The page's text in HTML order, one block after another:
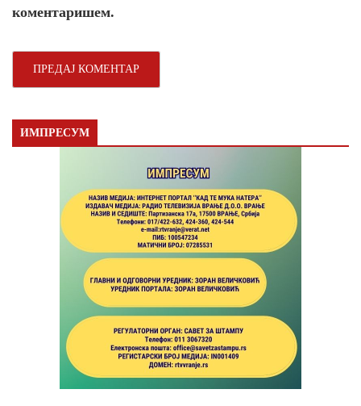
коментаришем.
ИМПРЕСУМ